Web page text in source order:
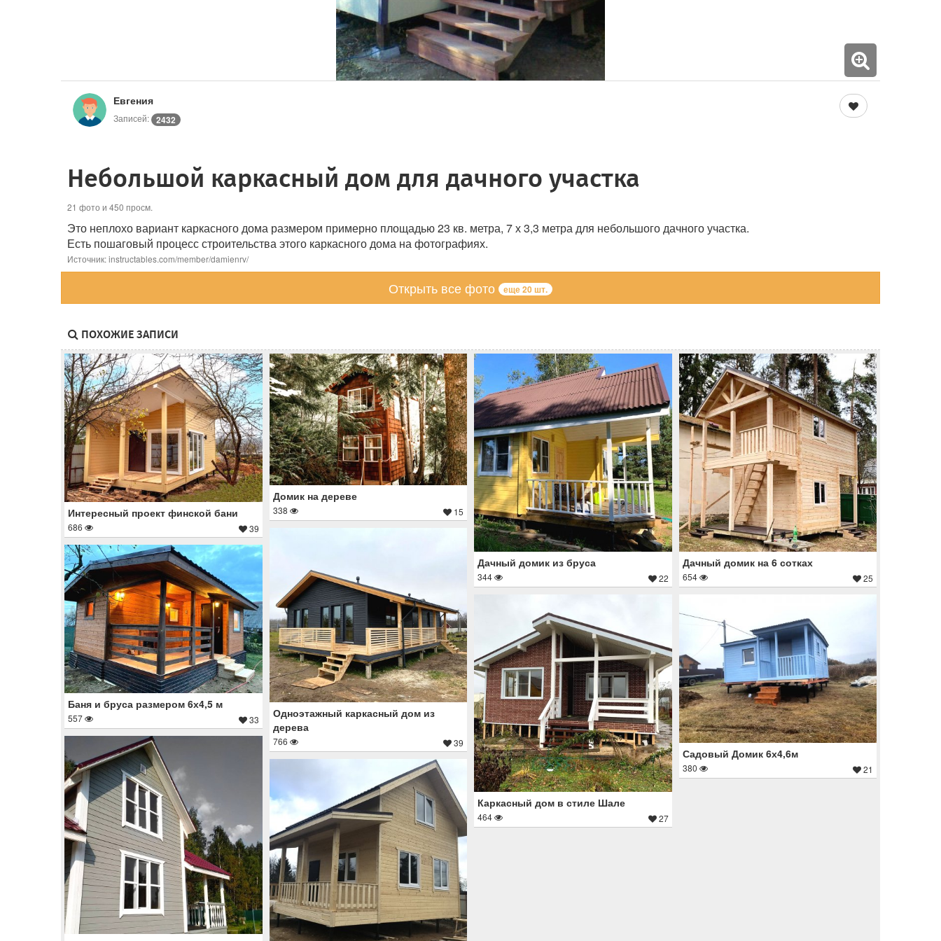
Евгения
Записей: 2432
Небольшой каркасный дом для дачного участка
21 фото и 450 просм.
Это неплохо вариант каркасного дома размером примерно площадью 23 кв. метра, 7 х 3,3 метра для небольшого дачного участка.
Есть пошаговый процесс строительства этого каркасного дома на фотографиях.
Источник: instructables.com/member/damienrv/
Открыть все фото еще 20 шт.
ПОХОЖИЕ ЗАПИСИ
Интересный проект финской бани
686 39
Домик на дереве
338 15
Дачный домик из бруса
344 22
Дачный домик на 6 сотках
654 25
Одноэтажный каркасный дом из
дерева
766 39
Баня и бруса размером 6х4,5 м
557 33
Каркасный дом в стиле Шале
464 27
Садовый Домик 6х4,6м
380 21